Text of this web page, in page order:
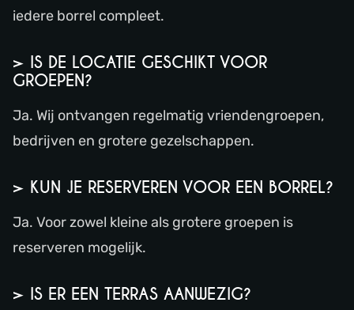
iedere borrel compleet.
> IS DE LOCATIE GESCHIKT VOOR
GROEPEN?
Ja. Wij ontvangen regelmatig vriendengroepen,
bedrijven en grotere gezelschappen.
> KUN JE RESERVEREN VOOR EEN BORREL?
Ja. Voor zowel kleine als grotere groepen is
reserveren mogelijk.
> IS ER EEN TERRAS AANWEZIG?